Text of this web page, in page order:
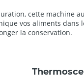
cette machine
vos aliments dans
la conservation.